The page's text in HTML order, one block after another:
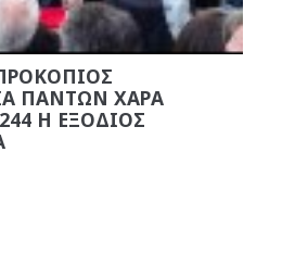
ΠΑΝΤΩΝ ΧΑΡΑ
Η ΕΞΟΔΙΟΣ